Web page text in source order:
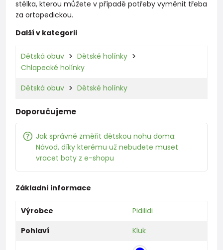
stélka, kterou můžete v případě potřeby vyměnit třeba
za ortopedickou.
Další v kategorii
Dětská obuv
Dětské holínky
Chlapecké holínky
Dětská obuv Dětské holínky
Doporučujeme
Jak správně změřit dětskou nohu doma:
Návod, díky kterému už nebudete muset
vracet boty z e-shopu
Základní informace
Výrobce
Pidilidi
Pohlaví
Kluk